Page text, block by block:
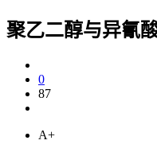
聚乙二醇与异氰
0
87
A+